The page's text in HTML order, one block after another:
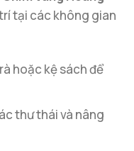
tại các không gian
hoặc kệ sách để
thư thái và nâng